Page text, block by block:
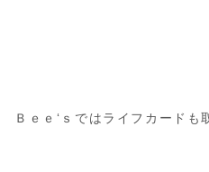
Ｂｅｅ‘ｓではライフカードも